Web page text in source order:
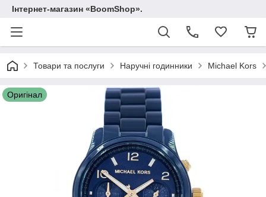
Інтернет-магазин «BoomShop».
Товари та послуги Наручні годинники Michael Kors
Оригінал